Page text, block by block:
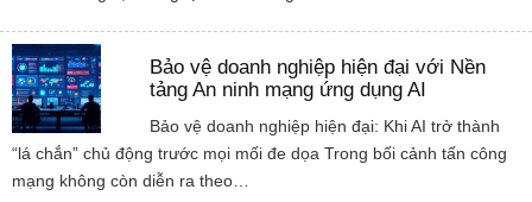
Bảo vệ doanh nghiệp hiện đại với Nền
tảng An ninh mạng ứng dụng AI
Bảo vệ doanh nghiệp hiện đại: Khi AI trở thành
“lá chắn” chủ động trước mọi mối đe dọa Trong bối cảnh tấn công
mạng không còn diễn ra theo…